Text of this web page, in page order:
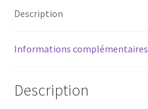
Description
Informations complémentaires
Description